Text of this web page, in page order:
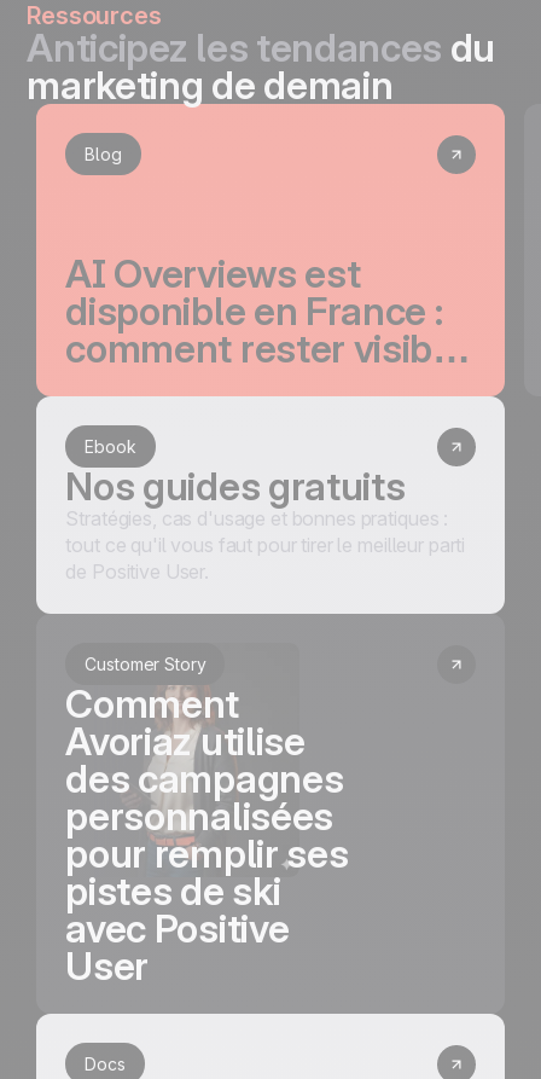
Ressources
Anticipez les tendances du
marketing de demain
Blog
AI Overviews est
disponible en France :
comment rester visible
et ne plus perdre un
seul visiteur qualifié
Ebook
Nos guides gratuits
Stratégies, cas d'usage et bonnes pratiques :
tout ce qu'il vous faut pour tirer le meilleur parti
de Positive User.
Customer Story
Comment
Avoriaz utilise
des campagnes
personnalisées
pour remplir ses
pistes de ski
avec Positive
User
Docs